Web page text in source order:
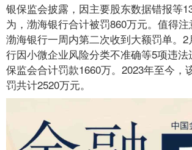
银保监会披露，因主要股东数据错报等
为，渤海银行合计被罚860万元。值得
渤海银行一周内第二次收到大额罚单。2
行因小微企业风险分类不准确等5项违法
保监会合计罚款1660万。2023年至今，
罚共计2520万元。